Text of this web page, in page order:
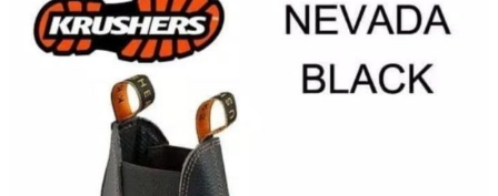
Sepatu
Safety
Keselamatan